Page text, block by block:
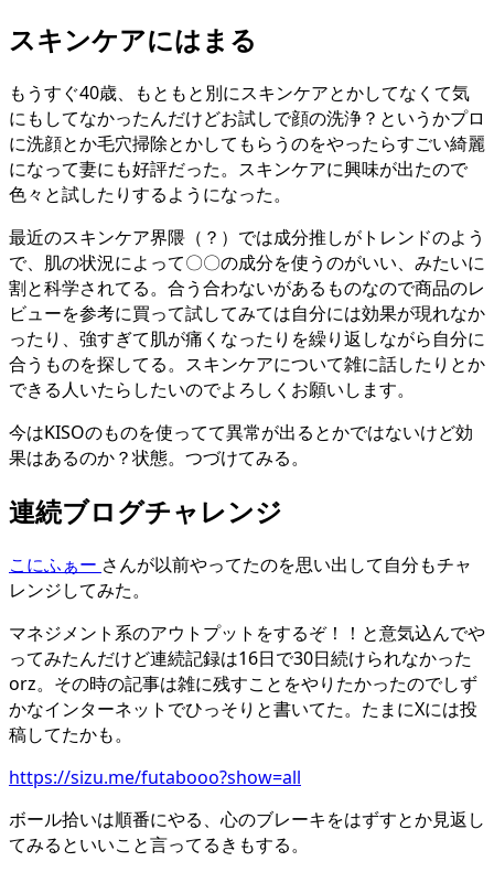
スキンケアにはまる
もうすぐ40歳、もともと別にスキンケアとかしてなくて気
にもしてなかったんだけどお試しで顔の洗浄？というかプロ
に洗顔とか毛穴掃除とかしてもらうのをやったらすごい綺麗
になって妻にも好評だった。スキンケアに興味が出たので
色々と試したりするようになった。
最近のスキンケア界隈（？）では成分推しがトレンドのよう
で、肌の状況によって〇〇の成分を使うのがいい、みたいに
割と科学されてる。合う合わないがあるものなので商品のレ
ビューを参考に買って試してみては自分には効果が現れなか
ったり、強すぎて肌が痛くなったりを繰り返しながら自分に
合うものを探してる。スキンケアについて雑に話したりとか
できる人いたらしたいのでよろしくお願いします。
今はKISOのものを使ってて異常が出るとかではないけど効
果はあるのか？状態。つづけてみる。
連続ブログチャレンジ
こにふぁー さんが以前やってたのを思い出して自分もチャ
レンジしてみた。
マネジメント系のアウトプットをするぞ！！と意気込んでや
ってみたんだけど連続記録は16日で30日続けられなかった
orz。その時の記事は雑に残すことをやりたかったのでしず
かなインターネットでひっそりと書いてた。たまにXには投
稿してたかも。
https://sizu.me/futabooo?show=all
ボール拾いは順番にやる、心のブレーキをはずすとか見返し
てみるといいこと言ってるきもする。